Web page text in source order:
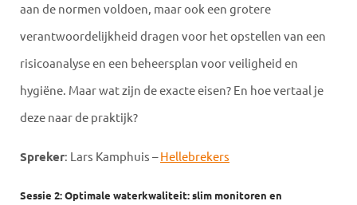
aan de normen voldoen, maar ook een grotere
verantwoordelijkheid dragen voor het opstellen van een
risicoanalyse en een beheersplan voor veiligheid en
hygiëne. Maar wat zijn de exacte eisen? En hoe vertaal je
deze naar de praktijk?
Spreker: Lars Kamphuis –Hellebrekers
Sessie 2: Optimale waterkwaliteit: slim monitoren en